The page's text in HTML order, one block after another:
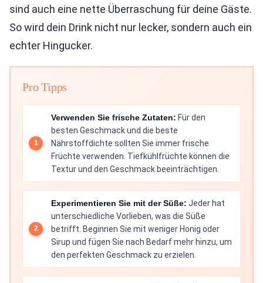
sind auch eine nette Überraschung für deine Gäste.
So wird dein Drink nicht nur lecker, sondern auch ein
echter Hingucker.
Pro Tipps
Verwenden Sie frische Zutaten: Für den
besten Geschmack und die beste
Nährstoffdichte sollten Sie immer frische
Früchte verwenden. Tiefkühlfrüchte können die
Textur und den Geschmack beeinträchtigen.
Experimentieren Sie mit der Süße: Jeder hat
unterschiedliche Vorlieben, was die Süße
betrifft. Beginnen Sie mit weniger Honig oder
Sirup und fügen Sie nach Bedarf mehr hinzu, um
den perfekten Geschmack zu erzielen.